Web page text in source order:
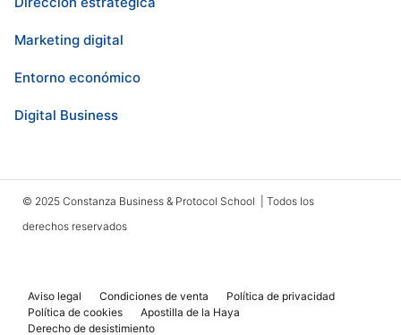
Marketing digital
Entorno económico
Digital Business
© 2025 Constanza Business & Protocol School | Todos los
derechos reservados
Aviso legal Condiciones de venta
Política de privacidad
Política de cookies
Apostilla de la Haya
Derecho de desistimiento